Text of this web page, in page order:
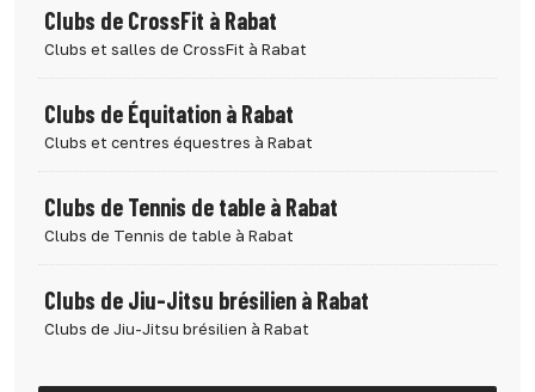
Clubs de CrossFit à Rabat
Clubs et salles de CrossFit à Rabat
Clubs de Équitation à Rabat
Clubs et centres équestres à Rabat
Clubs de Tennis de table à Rabat
Clubs de Tennis de table à Rabat
Clubs de Jiu-Jitsu brésilien à Rabat
Clubs de Jiu-Jitsu brésilien à Rabat